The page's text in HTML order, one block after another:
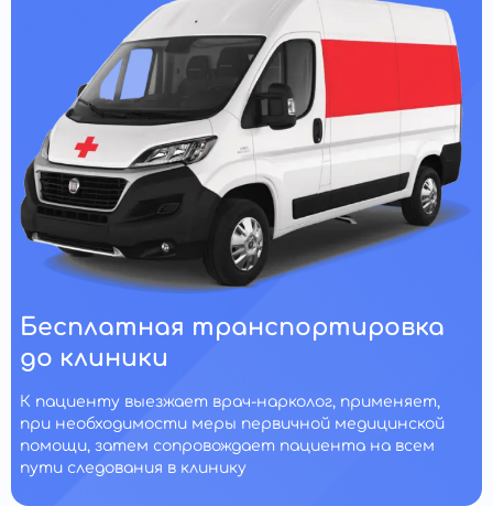
Бесплатная транспортировка
до клиники
К пациенту выезжает врач-нарколог, применяет,
при необходимости меры первичной медицинской
помощи, затем сопровождает пациента на всем
пути следования в клинику